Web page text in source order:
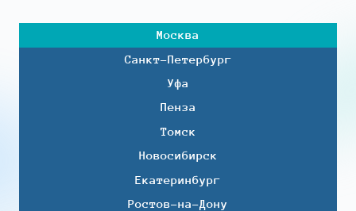
Москва
Санкт-Петербург
Уфа
Пенза
Томск
Новосибирск
Екатеринбург
Ростов-на-Дону